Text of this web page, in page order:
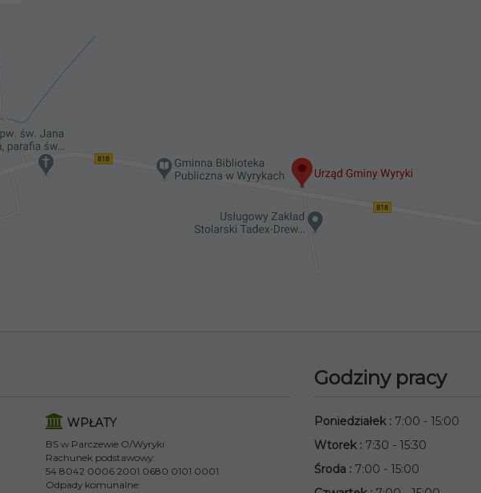
WPŁATY
BS w Parczewie O/Wyryki
Rachunek podstawowy:
54 8042 0006 2001 0680 0101 0001
Odpady komunalne:
Godziny pracy
Poniedziałek: 7:00 - 15:00
Wtorek: 7:30 - 15:30
Środa : 7:00 - 15:00